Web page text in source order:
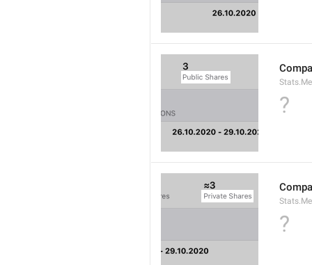
?
?